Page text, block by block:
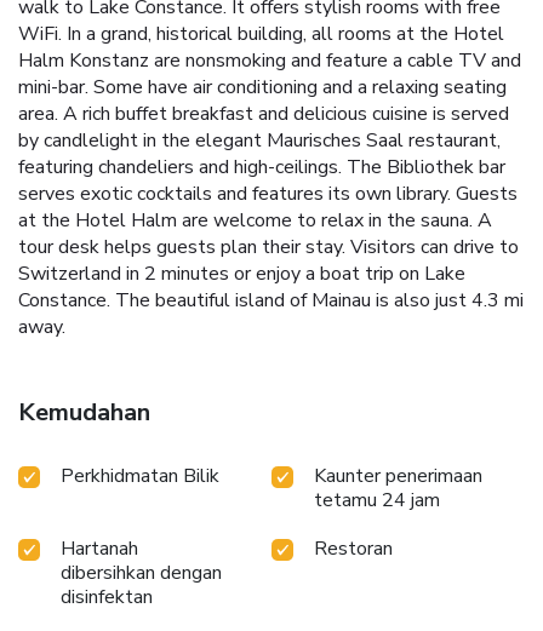
walk to Lake Constance. It offers stylish rooms with free
WiFi. In a grand, historical building, all rooms at the Hotel
Halm Konstanz are nonsmoking and feature a cable TV and
mini-bar. Some have air conditioning and a relaxing seating
area. A rich buffet breakfast and delicious cuisine is served
by candlelight in the elegant Maurisches Saal restaurant,
featuring chandeliers and high-ceilings. The Bibliothek bar
serves exotic cocktails and features its own library. Guests
at the Hotel Halm are welcome to relax in the sauna. A
tour desk helps guests plan their stay. Visitors can drive to
Switzerland in 2 minutes or enjoy a boat trip on Lake
Constance. The beautiful island of Mainau is also just 4.3 mi
away.
Kemudahan
Perkhidmatan Bilik
Kaunter penerimaan
tetamu 24 jam
Hartanah
dibersihkan dengan
disinfektan
Restoran